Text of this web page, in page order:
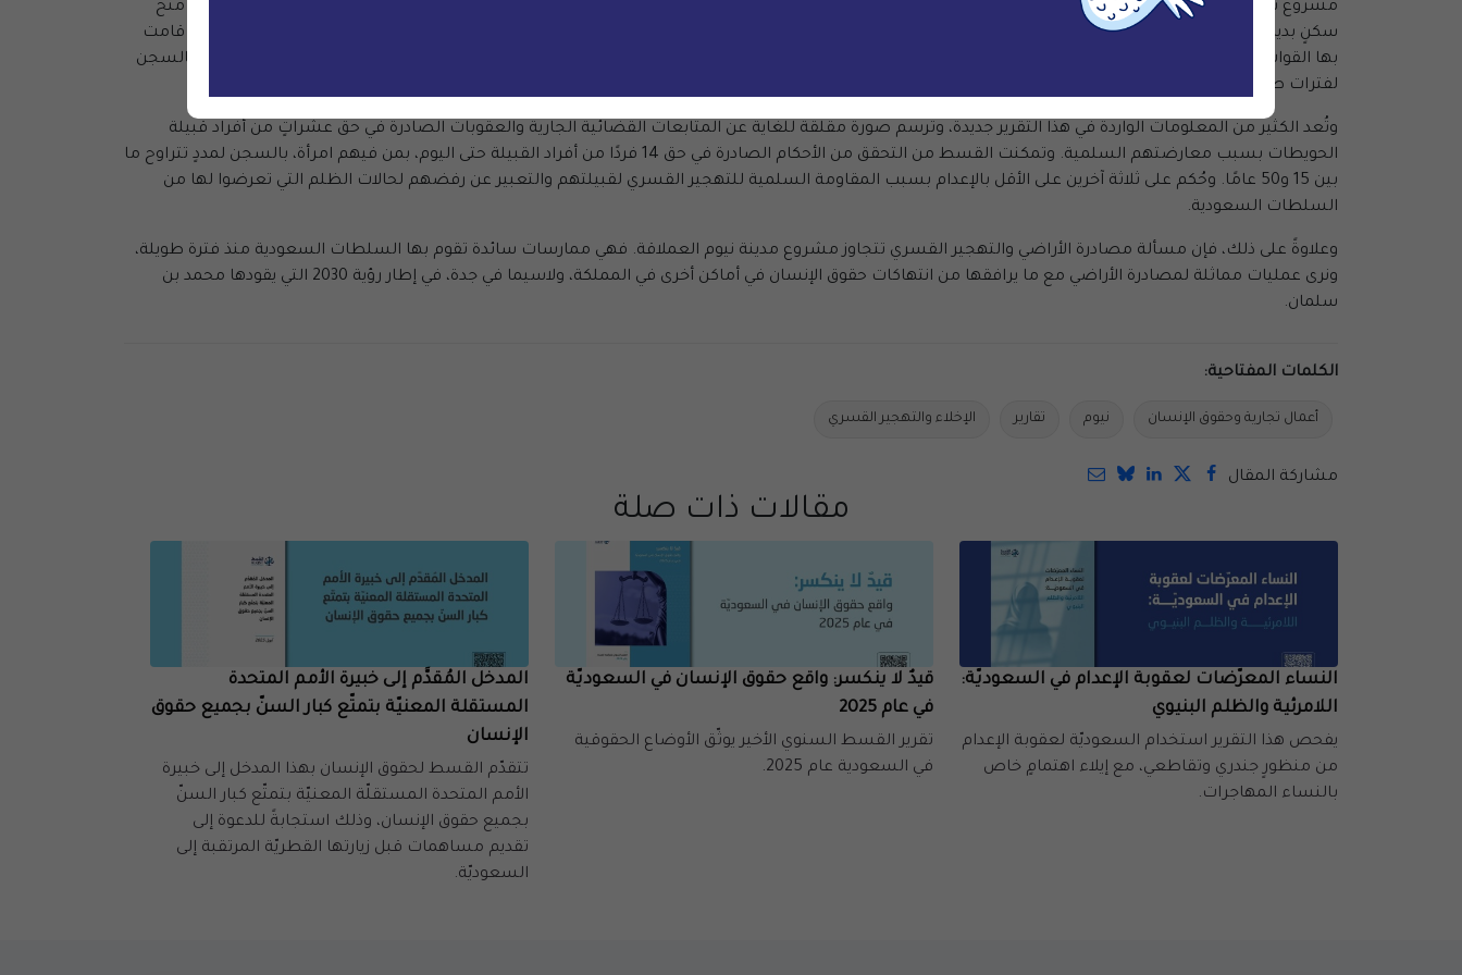
مشروع نيوم. وخلص تحقيق منظمة القسط إلى أن السلطات السعودية هجّرت بصورة غير قانونية سكان المنطقة بهدف إنجاز المشروع، دون تقديم تعويضٍ كافٍ أو منح
سكنٍ بديلٍ، وقمعت بعنفٍ أفراد القبيلة الذين اعترضوا أو قاوموا الإجلاء سلميا. ومنذ القتل البشع لعبد الرحيم الحويطي، وهو أحد سكان المنطقة، في مداهمة لمنزله قامت
بها القوات الخاصة في عام 2020، وثّقت القسط الاعتقالات التعسفية والمحاكمات الجائرة لأفراد آخرين من القبيلة، والذين صدرت في حق العديد منهم مؤخرا أحكام بالسجن
لفترات طويلة أو حتى الإعدام.
وتُعد الكثير من المعلومات الواردة في هذا التقرير جديدةً، وترسم صورة مقلقة للغاية عن المتابعات القضائية الجارية والعقوبات الصادرة في حق عشراتٍ من أفراد قبيلة
الحويطات بسبب معارضتهم السلمية. وتمكنت القسط من التحقق من الأحكام الصادرة في حق 14 فردًا من أفراد القبيلة حتى اليوم، بمن فيهم امرأة، بالسجن لمددٍ تتراوح ما
بين 15 و50 عامًا. وحُكم على ثلاثة آخرين على الأقل بالإعدام بسبب المقاومة السلمية للتهجير القسري لقبيلتهم والتعبير عن رفضهم لحالات الظلم التي تعرضوا لها من
السلطات السعودية.
وعلاوةً على ذلك، فإن مسألة مصادرة الأراضي والتهجير القسري تتجاوز مشروع مدينة نيوم العملاقة. فهي ممارسات سائدة تقوم بها السلطات السعودية منذ فترة طويلة،
ونرى عمليات مماثلة لمصادرة الأراضي مع ما يرافقها من انتهاكات حقوق الإنسان في أماكن أخرى في المملكة، ولاسيما في جدة، في إطار رؤية 2030 التي يقودها محمد بن
سلمان.
الكلمات المفتاحية:
أعمال تجارية وحقوق الإنسان نيوم تقارير الإخلاء والتهجير القسري
مشاركة المقال
مقالات ذات صلة
النساء المعرّضات لعقوبة الإعدام في السعوديّة:
اللامرئية والظلم البنيوي
يفحص هذا التقرير استخدام السعوديّة لعقوبة الإعدام
من منظورٍ جندري وتقاطعي، مع إيلاء اهتمامٍ خاص
بالنساء المهاجرات.
قيدٌ لا ينكسر: واقع حقوق الإنسان في السعوديّة
في عام 2025
تقرير القسط السنوي الأخير يوثّق الأوضاع الحقوقية
في السعودية عام 2025.
المدخل المُقدَّم إلى خبيرة الأمم المتحدة
المستقلة المعنيّة بتمتّع كبار السنّ بجميع حقوق
الإنسان
تتقدّم القسط لحقوق الإنسان بهذا المدخل إلى خبيرة
الأمم المتحدة المستقلّة المعنيّة بتمتّع كبار السنّ
بجميع حقوق الإنسان، وذلك استجابةً للدعوة إلى
تقديم مساهمات قبل زيارتها القطريّة المرتقبة إلى
السعوديّة.